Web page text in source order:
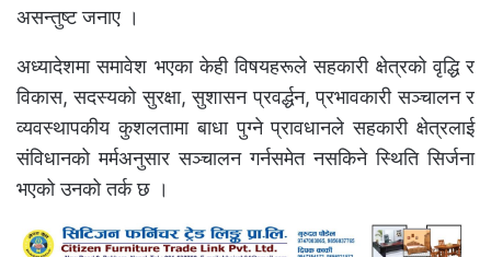
असन्तुष्ट जनाए ।
अध्यादेशमा समावेश भएका केही विषयहरूले सहकारी क्षेत्रको वृद्धि र
विकास, सदस्यको सुरक्षा, सुशासन प्रवर्द्धन, प्रभावकारी सञ्चालन र
व्यवस्थापकीय कुशलतामा बाधा पुग्ने प्रावधानले सहकारी क्षेत्रलाई
संविधानको मर्मअनुसार सञ्चालन गर्नसमेत नसकिने स्थिति सिर्जना
भएको उनको तर्क छ ।